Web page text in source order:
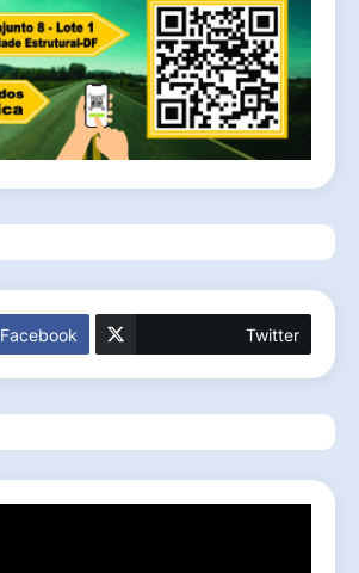
Facebook Twitter